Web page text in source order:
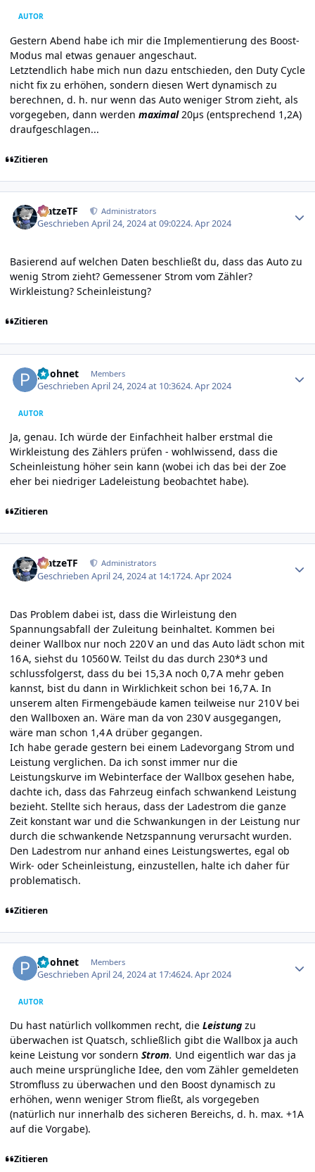
AUTOR
Gestern Abend habe ich mir die Implementierung des Boost-
Modus mal etwas genauer angeschaut.
Letztendlich habe mich nun dazu entschieden, den Duty Cycle
nicht fix zu erhöhen, sondern diesen Wert dynamisch zu
berechnen, d. h. nur wenn das Auto weniger Strom zieht, als
vorgegeben, dann werden maximal 20µs (entsprechend 1,2A)
draufgeschlagen...
Zitieren
MatzeTF Administrators
GeschriebenApril 24, 2024 at 09:0224. Apr 2024
Basierend auf welchen Daten beschließt du, dass das Auto zu
wenig Strom zieht? Gemessener Strom vom Zähler?
Wirkleistung? Scheinleistung?
Zitieren
poohnet Members
GeschriebenApril 24, 2024 at 10:3624. Apr 2024
AUTOR
Ja, genau. Ich würde der Einfachheit halber erstmal die
Wirkleistung des Zählers prüfen - wohlwissend, dass die
Scheinleistung höher sein kann (wobei ich das bei der Zoe
eher bei niedriger Ladeleistung beobachtet habe).
Zitieren
MatzeTF Administrators
GeschriebenApril 24, 2024 at 14:1724. Apr 2024
Das Problem dabei ist, dass die Wirleistung den
Spannungsabfall der Zuleitung beinhaltet. Kommen bei
deiner Wallbox nur noch 220 V an und das Auto lädt schon mit
16 A, siehst du 10560 W. Teilst du das durch 230*3 und
schlussfolgerst, dass du bei 15,3 A noch 0,7 A mehr geben
kannst, bist du dann in Wirklichkeit schon bei 16,7 A. In
unserem alten Firmengebäude kamen teilweise nur 210 V bei
den Wallboxen an. Wäre man da von 230 V ausgegangen,
wäre man schon 1,4 A drüber gegangen.
Ich habe gerade gestern bei einem Ladevorgang Strom und
Leistung verglichen. Da ich sonst immer nur die
Leistungskurve im Webinterface der Wallbox gesehen habe,
dachte ich, dass das Fahrzeug einfach schwankend Leistung
bezieht. Stellte sich heraus, dass der Ladestrom die ganze
Zeit konstant war und die Schwankungen in der Leistung nur
durch die schwankende Netzspannung verursacht wurden.
Den Ladestrom nur anhand eines Leistungswertes, egal ob
Wirk- oder Scheinleistung, einzustellen, halte ich daher für
problematisch.
Zitieren
poohnet Members
GeschriebenApril 24, 2024 at 17:4624. Apr 2024
AUTOR
Du hast natürlich vollkommen recht, die Leistung zu
überwachen ist Quatsch, schließlich gibt die Wallbox ja auch
keine Leistung vor sondern Strom. Und eigentlich war das ja
auch meine ursprüngliche Idee, den vom Zähler gemeldeten
Stromfluss zu überwachen und den Boost dynamisch zu
erhöhen, wenn weniger Strom fließt, als vorgegeben
(natürlich nur innerhalb des sicheren Bereichs, d. h. max. +1A
auf die Vorgabe).
Zitieren